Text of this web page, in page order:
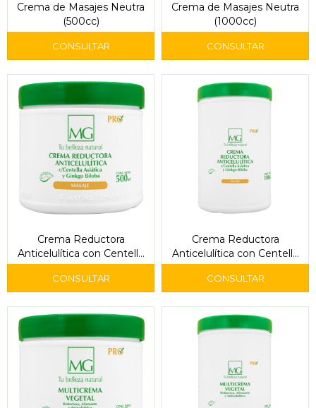
Crema de Masajes Neutra
(500cc)
Crema de Masajes Neutra
(1000cc)
Crema Reductora
Anticelulítica con Centella
Asiática y Ginkgo Biloba
(500cc)
Crema Reductora
Anticelulítica con Centella
Asiática y Ginkgo Biloba
(1000cc)